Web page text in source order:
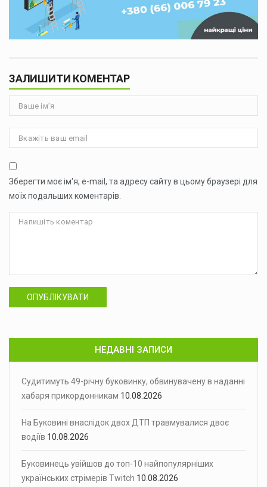
ЗАЛИШИТИ КОМЕНТАР
Зберегти моє ім'я, e-mail, та адресу сайту в цьому браузері для
моїх подальших коментарів.
ОПУБЛІКУВАТИ
НЕДАВНІ ЗАПИСИ
Судитимуть 49-річну буковинку, обвинувачену в наданні
хабаря прикордонникам 10.08.2026
На Буковині внаслідок двох ДТП травмувалися двоє
водіїв 10.08.2026
Буковинець увійшов до топ-10 найпопулярніших
українських стрімерів Twitch 10.08.2026